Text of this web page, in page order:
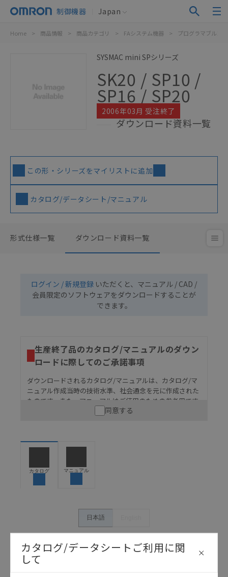
制御機器 Japan
Home > 商品情報 > 商品カテゴリ > FAシステム機器 > プログラマブルコ
SYSMAC mini SPシリーズ
SK20 / SP10 /
SP16 / SP20
2006年03月 受注終了
ダウンロード資料一覧
この形・シリーズをマイリストに追加
カタログ/データシート/マニュアル
形式仕様一覧 ダウンロード資料一覧
ログイン / 新規登録 いただくと、マニュアル / CAD /
会員限定のソフトウェアをダウンロードすることが
できます。
生産終了品のカタログ/マニュアルのダウン
ロードに際してのご承諾事項
ダウンロードされるカタログ/マニュアルは、カタログ/マ
ニュアル作成当時の技術水準、社会通念を元に作成された
ものです。また、マニュアルはご使用のための参考用です
ので、ご使用にあたっての安全性については十分にご配慮
うな用途に使用される場合には、システム全体として
保できるよう設計されていること、および本製品が全
ン事例は参考用ですので、ご採用に際しては機器・装
置の機能や安全性をご確認のうえご使用ください。・
商品に接続される推奨機器等、現在では入手困難なも
のもそのまま記載しています。・誤字、脱字が含まれ
ている可能性がありますがご容赦ください。
同意する
カタログ マニュアル
日本語
カタログ/データシートご利用に関
して